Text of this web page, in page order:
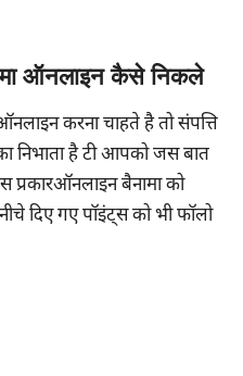
ऑनलाइन कैसे निकले
करना चाहते है तो संपत्ति
निभाता है टी आपको जस बात
प्रकारऑनलाइन बैनामा को
दिए गए पॉइंट्स को भी फॉलो